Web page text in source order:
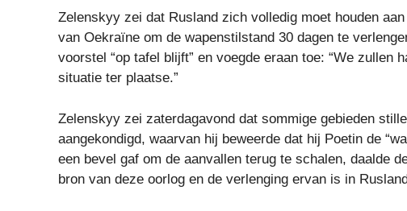
Zelenskyy zei dat Rusland zich volledig moet houden
van Oekraïne om de wapenstilstand 30 dagen te
voorstel “op tafel blijft” en voegde eraan toe: “We zullen
situatie ter plaatse.”
Zelenskyy zei zaterdagavond dat sommige gebieden
aangekondigd, waarvan hij beweerde dat hij Poetin de
een bevel gaf om de aanvallen terug te schalen, daalde
bron van deze oorlog en de verlenging ervan is in